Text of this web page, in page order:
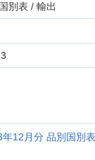
別表 / 輸出
12月分 品別国別